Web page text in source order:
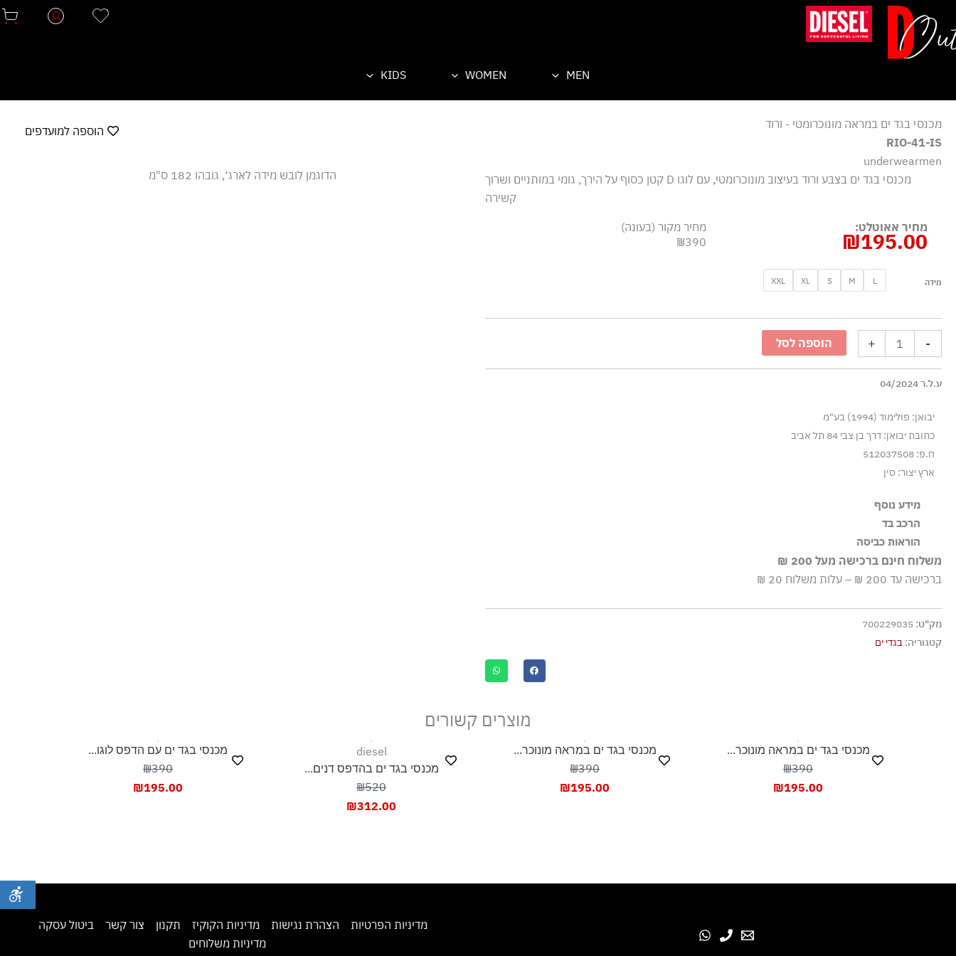
לתוכן
MEN
WOMEN
KIDS
מכנסי בגד ים במראה מונוכרומטי - ורוד
RIO-41-IS
underwearmen
מכנסי בגד ים בצבע ורוד בעיצוב מונוכרומטי, עם לוגו D קטן כסוף על הירך, גומי במותניים ושרוך
קשירה
מחיר אאוטלט:
₪195.00
מחיר מקור (בעונה)
₪390
מידה L
M
S
XL
XXL
-
בגד
במראה
מונוכרומטי
ורוד
+ הוספה לסל
ע.ל.ר 04/2024
יבואן: פולימוד (1994) בע"מ
כתובת יבואן: דרך בן צבי 84 תל אביב
ח.פ: 512037508
ארץ יצור: סין
מידע נוסף
פריט מקולקציית המסלול של דיזל, כתפיים מובנות, שני כפתורים, בטנה
הרכב בד
100% פוליאסטר
הוראות כביסה
כביסה עדינה במכונה עד-30°C
ללא חומרי הלבנה, ללא השריה
גיהוץ בחום נמוך
אסור לנקות בניקוי יבש
אסור לייבש במכונת ייבוש
משלוח חינם ברכישה מעל 200 ₪
ברכישה עד 200 ₪ – עלות משלוח 20 ₪
מק"ט: 700229035
קטגוריה: בגדי ים
הוספה למועדפים
הדוגמן לובש מידה לארג׳, גובהו 182 ס"מ
מוצרים קשורים
מכנסי בגד ים במראה מונוכר...
₪390
₪195.00
מכנסי בגד ים במראה מונוכר...
₪390
₪195.00
diesel
מכנסי בגד ים בהדפס דנים...
₪520
₪312.00
מכנסי בגד ים עם הדפס לוגו...
₪390
₪195.00
מדיניות הפרטיות הצהרת נגישות מדיניות הקוקיז תקנון צור קשר
ביטול עסקה
מדיניות משלוחים